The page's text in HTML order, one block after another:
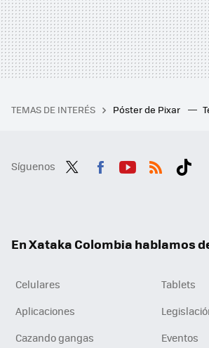
TEMAS DE INTERÉS Póster de Pixar
Síguenos
En Xataka Colombia hablamos
Celulares
Tablets
Aplicaciones
Cazando gangas
Eventos